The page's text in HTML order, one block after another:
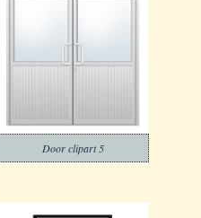
Door clipart 5